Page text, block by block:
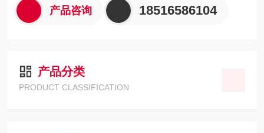
产品咨询 18516586104
产品分类
PRODUCT CLASSIFICATION